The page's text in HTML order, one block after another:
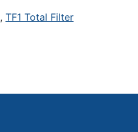
, TF1 Total Filter